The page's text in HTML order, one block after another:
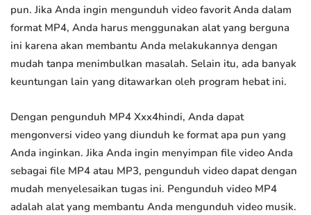
pun. Jika Anda ingin mengunduh video favorit Anda dalam
format MP4, Anda harus menggunakan alat yang berguna
ini karena akan membantu Anda melakukannya dengan
mudah tanpa menimbulkan masalah. Selain itu, ada banyak
keuntungan lain yang ditawarkan oleh program hebat ini.
Dengan pengunduh MP4 Xxx4hindi, Anda dapat
mengonversi video yang diunduh ke format apa pun yang
Anda inginkan. Jika Anda ingin menyimpan file video Anda
sebagai file MP4 atau MP3, pengunduh video dapat dengan
mudah menyelesaikan tugas ini. Pengunduh video MP4
adalah alat yang membantu Anda mengunduh video musik.